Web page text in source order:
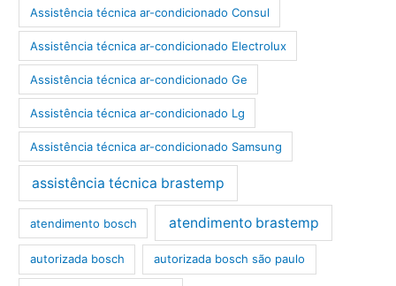
Assistência técnica ar-condicionado Consul
Assistência técnica ar-condicionado Electrolux
Assistência técnica ar-condicionado Ge
Assistência técnica ar-condicionado Lg
Assistência técnica ar-condicionado Samsung
assistência técnica brastemp
atendimento bosch atendimento brastemp
autorizada bosch autorizada bosch são paulo